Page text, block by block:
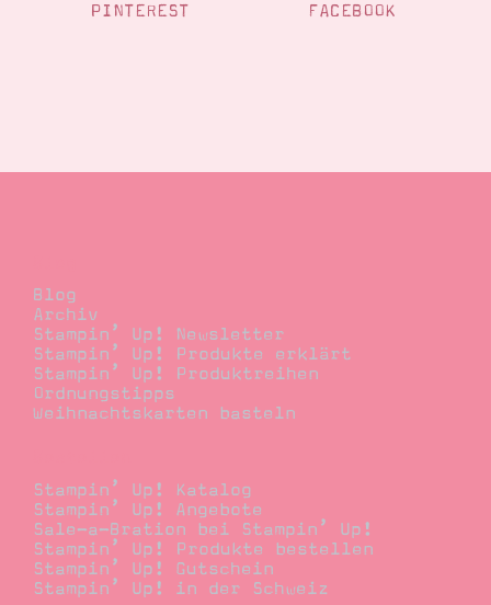
PINTEREST FACEBOOK
Blog
Archiv
Stampin’ Up! Newsletter
Stampin’ Up! Produkte erklärt
Stampin’ Up! Produktreihen
Ordnungstipps
Weihnachtskarten basteln
Stampin’ Up! Katalog
Stampin’ Up! Angebote
Sale-a-Bration bei Stampin’ Up!
Stampin’ Up! Produkte bestellen
Stampin’ Up! Gutschein
Stampin’ Up! in der Schweiz